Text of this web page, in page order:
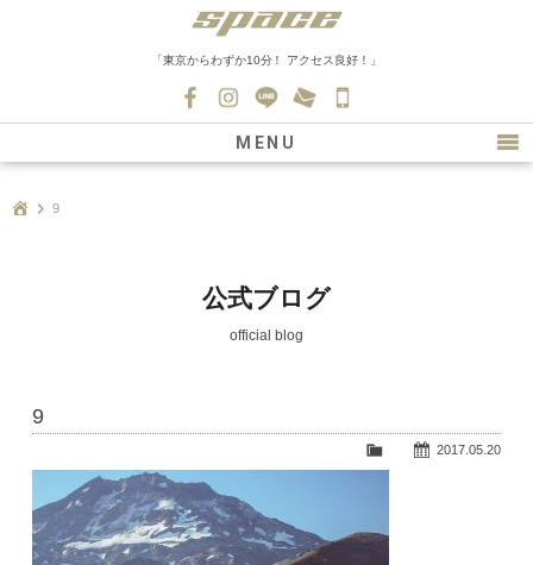
「東京からわずか10分！ アクセス良好！」
0139
MENU
新車情報
在庫車情報
会社紹介
スタッフ募集
9
公式ブログ
official blog
9
2017.05.20